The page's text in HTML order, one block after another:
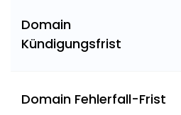
Domain
Kündigungsfrist
Domain Fehlerfall-Frist